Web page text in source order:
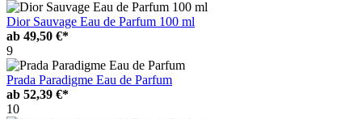
Dior Sauvage Eau de Parfum 100 ml
ab 49,50 €*
9
Prada Paradigme Eau de Parfum
ab 52,39 €*
10